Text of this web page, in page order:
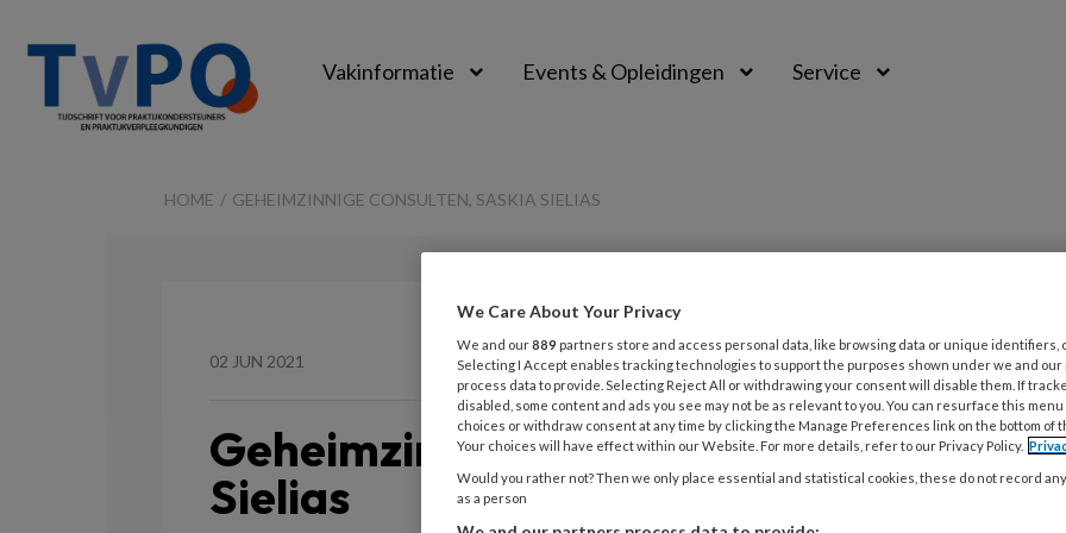
Vakinformatie Events & Opleidingen Service
HOME GEHEIMZINNIGE CONSULTEN, SASKIA SIELIAS
02 JUN 2021 Opslaan Reacties 0 Delen
Geheimzinnige consulten, Saskia
Sielias
5
We Care About Your Privacy
We and our889 partners store and access personal data, like browsing data or unique identifiers,
Selecting I Accept enables tracking technologies to support the purposes shown under we and
process data to provide. Selecting Reject All or withdrawing your consent will disable them. If
disabled, some content and ads you see may not be as relevant to you. You can resurface this
choices or withdraw consent at any time by clicking the Manage Preferences link on the bottom of
Your choices will have effect within our Website. For more details, refer to our Privacy Policy.
Would you rather not? Then we only place essential and statistical cookies, these do not record
as a person